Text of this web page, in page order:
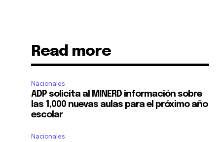
Read more
Nacionales
ADP solicita al MINERD información sobre
las 1,000 nuevas aulas para el próximo año
escolar
Nacionales